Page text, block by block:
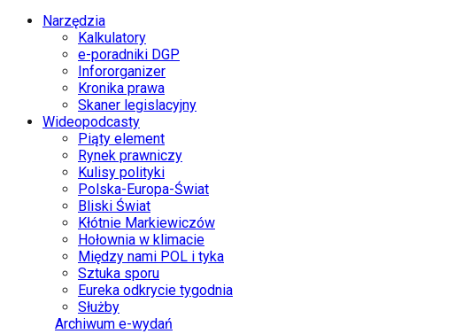
Narzędzia
Kalkulatory
e-poradniki DGP
Infororganizer
Kronika prawa
Skaner legislacyjny
Wideopodcasty
Piąty element
Rynek prawniczy
Kulisy polityki
Polska-Europa-Świat
Bliski Świat
Kłótnie Markiewiczów
Hołownia w klimacie
Między nami POL i tyka
Sztuka sporu
Eureka odkrycie tygodnia
Służby
Archiwum e-wydań